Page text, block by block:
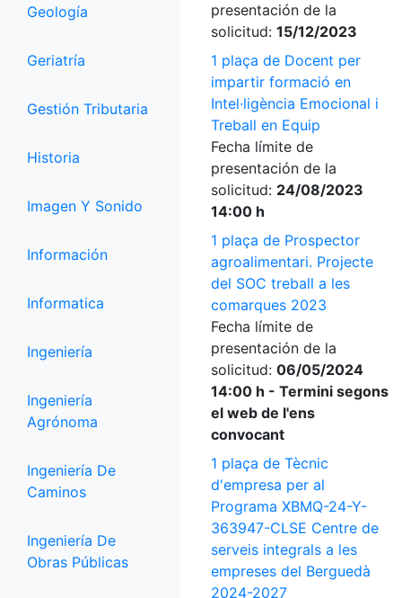
Geología
Geriatría
Gestión Tributaria
Historia
Imagen Y Sonido
Información
Informatica
Ingeniería
Ingeniería
Agrónoma
Ingeniería De
Caminos
Ingeniería De
Obras Públicas
presentación de la
solicitud: 15/12/2023
1 plaça de Docent per
impartir formació en
Intel·ligència Emocional i
Treball en Equip
Fecha límite de
presentación de la
solicitud: 24/08/2023
14:00 h
1 plaça de Prospector
agroalimentari. Projecte
del SOC treball a les
comarques 2023
Fecha límite de
presentación de la
solicitud: 06/05/2024
14:00 h - Termini segons
el web de l'ens
convocant
1 plaça de Tècnic
d'empresa per al
Programa XBMQ-24-Y-
363947-CLSE Centre de
serveis integrals a les
empreses del Berguedà
2024-2027